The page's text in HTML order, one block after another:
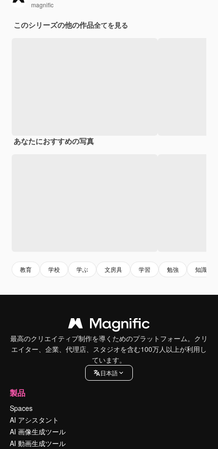
magnific
このシリーズの他の作品全てを見る
あなたにおすすめの写真
教育 学校 学ぶ 文房具 学習 勉強 知識
最高のクリエイティブ制作を導くためのプラットフォーム。クリ
エイター、企業、代理店、スタジオを含む100万人以上が利用し
ています。
日本語
製品
Spaces
AI アシスタント
AI 画像生成ツール
AI 動画生成ツール